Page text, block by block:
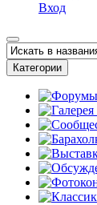
Вход
Категории